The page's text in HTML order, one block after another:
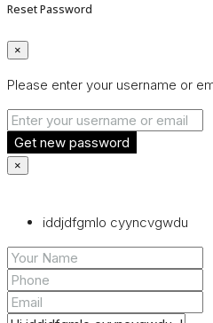
Reset Password
×
Please enter your username or
Get new password
×
iddjdfgmlo cyyncvgwdu